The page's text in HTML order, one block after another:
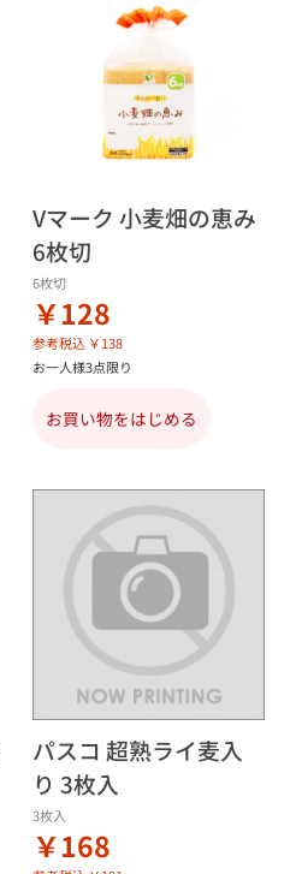
Vマーク 小麦畑の恵み
6枚切
6枚切
￥128
参考税込 ￥138
お一人様3点限り
お買い物をはじめる
パスコ 超熟ライ麦入
り 3枚入
3枚入
￥168